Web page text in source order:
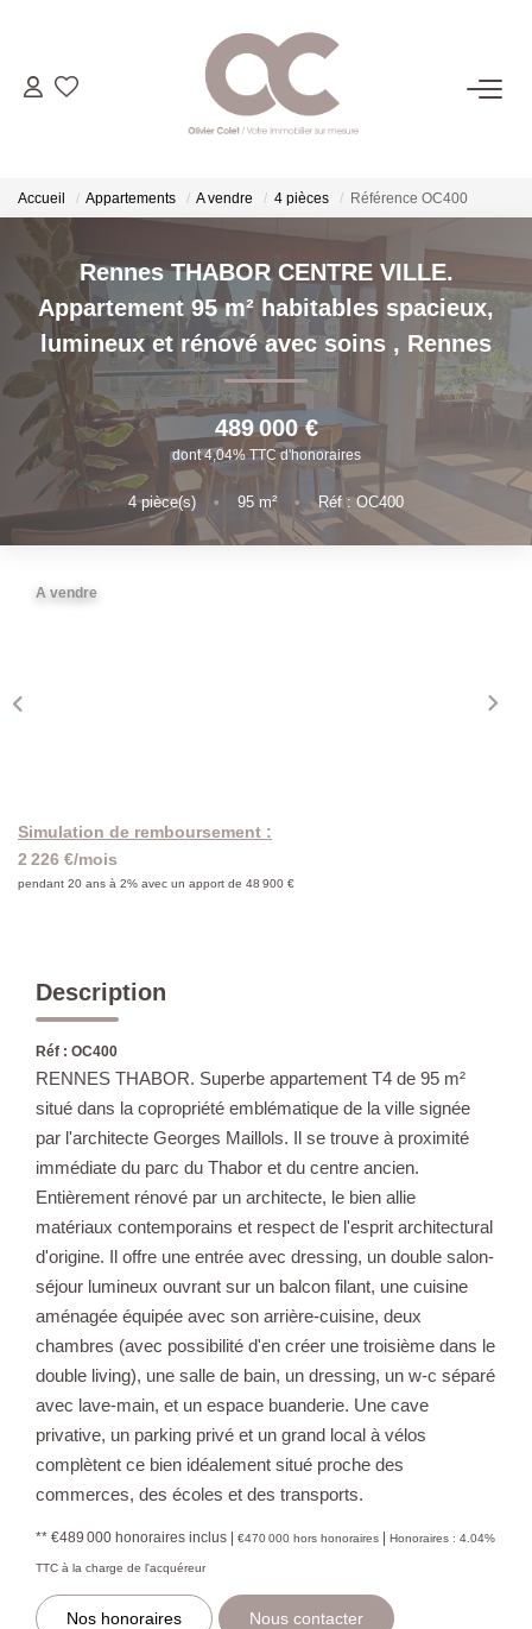
06.14.98.69.34
ACHETER
LOUER
ESTIMER
L'AGENCE
CONTACT
Accueil Appartements A vendre 4 pièces Référence OC400
Rennes THABOR CENTRE VILLE.
Appartement 95 m² habitables spacieux,
lumineux et rénové avec soins , Rennes
489 000 €
dont 4,04% TTC d'honoraires
4pièce(s) • 95 m² • Réf : OC400
A vendre
Simulation de remboursement :
2 226 €/mois
pendant 20 ans à 2% avec un apport de 48 900 €
Description
Réf : OC400
RENNES THABOR. Superbe appartement T4 de 95 m²
situé dans la copropriété emblématique de la ville signée
par l'architecte Georges Maillols. Il se trouve à proximité
immédiate du parc du Thabor et du centre ancien.
Entièrement rénové par un architecte, le bien allie
matériaux contemporains et respect de l'esprit architectural
d'origine. Il offre une entrée avec dressing, un double salon-
séjour lumineux ouvrant sur un balcon filant, une cuisine
aménagée équipée avec son arrière-cuisine, deux
chambres (avec possibilité d'en créer une troisième dans le
double living), une salle de bain, un dressing, un w-c séparé
avec lave-main, et un espace buanderie. Une cave
privative, un parking privé et un grand local à vélos
complètent ce bien idéalement situé proche des
commerces, des écoles et des transports.
** €489 000 honoraires inclus | €470 000 hors honoraires | Honoraires : 4.04%
TTC à la charge de l'acquéreur
Nos honoraires Nous contacter